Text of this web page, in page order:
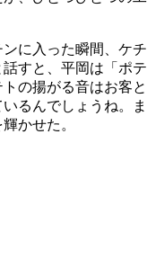
に入った瞬間、ケチ
すと、平岡は「ポテ
の揚がる音はお客と
るんでしょうね。ま
かせた。